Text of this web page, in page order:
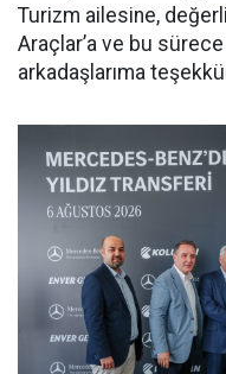
Turizm ailesine,
Araçlar’a ve bu
arkadaşlarıma